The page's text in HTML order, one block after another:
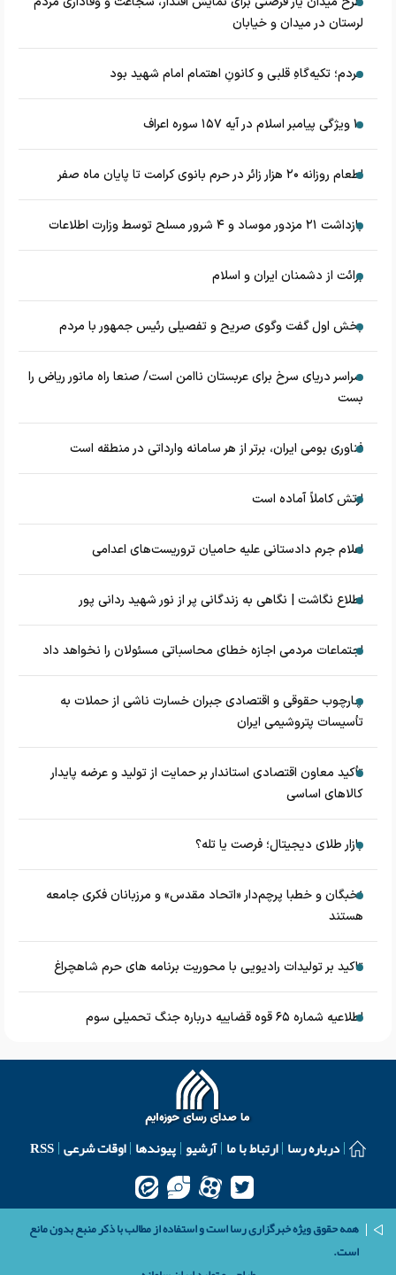
لرستان در میدان و خیابان
مردم؛ تکیه‌گاهِ قلبی و کانونِ اهتمام امام شهید بود
۱۰ ویژگی پیامبر اسلام در آیه ۱۵۷ سوره اعراف
اطعام روزانه ۲۰ هزار زائر در حرم بانوی کرامت تا پایان ماه صفر
بازداشت ۲۱ مزدور موساد و ۴ شرور مسلح توسط وزارت اطلاعات
برائت از دشمنان ایران و اسلام
بخش اول گفت وگوی صریح و تفصیلی رئیس جمهور با مردم
سراسر دریای سرخ برای عربستان ناامن است/ صنعا راه مانور ریاض را
بست
فناوری بومی ایران، برتر از هر سامانه وارداتی در منطقه است
ارتش کاملاً آماده است
اعلام جرم دادستانی علیه حامیان تروریست‌های اعدامی
اطلاع نگاشت | نگاهی به زندگانی پر از نور شهید ردانی پور
اجتماعات مردمی اجازه خطای محاسباتی مسئولان را نخواهد داد
چارچوب حقوقی و اقتصادی جبران خسارت ناشی از حملات به
تأسیسات پتروشیمی ایران
تأکید معاون اقتصادی استاندار بر حمایت از تولید و عرضه پایدار
کالاهای اساسی
بازار طلای دیجیتال؛ فرصت یا تله؟
نخبگان و خطبا پرچم‌دار «اتحاد مقدس» و مرزبانان فکری جامعه
هستند
تاکید بر تولیدات رادیویی با محوریت برنامه های حرم شاهچراغ
اطلاعیه شماره ۶۵ قوه قضاییه درباره جنگ تحمیلی سوم
درباره رسا ارتباط با ما آرشیو پیوندها اوقات شرعی RSS
همه حقوق ویژه خبرگزاری رسا است و استفاده از مطالب با ذکر منبع بدون مانع
است.